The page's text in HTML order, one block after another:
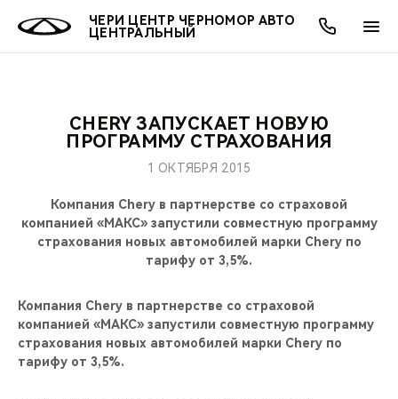
ЧЕРИ ЦЕНТР ЧЕРНОМОР АВТО
ЦЕНТРАЛЬНЫЙ
МОДЕЛИ
КРОССОВЕРЫ
НОВИНКИ
О КОМПАНИИ
МЫ В СОЦСЕТЯХ
ПОКУПАТЕЛЯМ
КРЕДИТ И СТРАХОВАНИЕ
ВЛАДЕЛЬЦАМ
ЗАПЧАСТИ И АКСЕССУАРЫ
ТЕХНИЧЕСКОЕ ОБСЛУЖИВАНИЕ
МИР CHERY
CHERY В СОЦСЕТЯХ
БЛАГОТВОРИТЕЛЬНОСТЬ
CHERY И СПОРТ
ОНЛАЙН СЕРВИСЫ
CHERY ЗАПУСКАЕТ НОВУЮ
ПРОГРАММУ СТРАХОВАНИЯ
1 ОКТЯБРЯ 2015
Компания Chery в партнерстве со страховой
компанией «МАКС» запустили совместную программу
страхования новых автомобилей марки Сhery по
тарифу от 3,5%.
Компания Chery в партнерстве со страховой
компанией «МАКС» запустили совместную программу
страхования новых автомобилей марки Сhery по
тарифу от 3,5%.